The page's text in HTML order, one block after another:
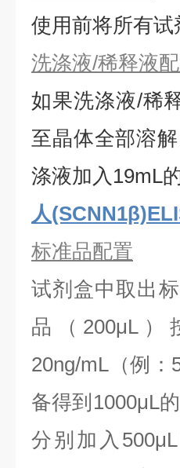
使用前将所有
洗涤液/稀释液
如果洗涤液/稀
⾄晶体全部溶
涤液加入19mL
人
标准品配置
试剂盒中取出
品（200μL
20ng/mL（例
备得到1000μL
分别加入